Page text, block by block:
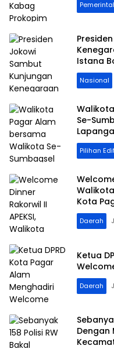
Istana
Nasional
Se-
Pilihan
Kota
Daerah
Ketua
Daerah
Dengan